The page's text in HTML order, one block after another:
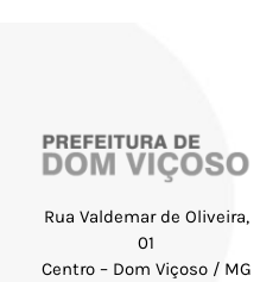
Rua Valdemar de Oliveira,
01
Centro – Dom Viçoso / MG